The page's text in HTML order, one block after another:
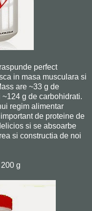
perfect
in masa musculara si
are ~33 g de
g de carbohidrati.
regim alimentar
de proteine de
si se absoarbe
si constructia de noi
g